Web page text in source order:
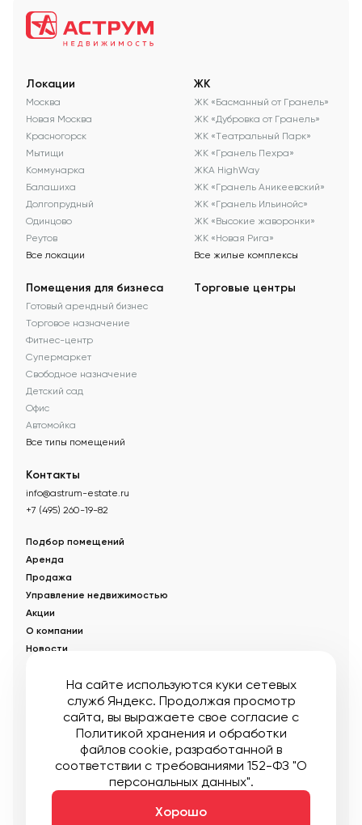
Локации
Москва
Новая Москва
Красногорск
Мытищи
Коммунарка
Балашиха
Долгопрудный
Одинцово
Реутов
Все локации
ЖК
ЖК «Басманный от Гранель»
ЖК «Дубровка от Гранель»
ЖК «Театральный Парк»
ЖК «Гранель Пехра»
ЖКА HighWay
ЖК «Гранель Аникеевский»
ЖК «Гранель Ильинойс»
ЖК «Высокие жаворонки»
ЖК «Новая Рига»
Все жилые комплексы
Помещения для бизнеса
Готовый арендный бизнес
Торговое назначение
Фитнес-центр
Супермаркет
Свободное назначение
Детский сад
Офис
Автомойка
Все типы помещений
Торговые центры
Контакты
info@astrum-estate.ru
+7 (495) 260-19-82
Подбор помещений
Аренда
Продажа
Управление недвижимостью
Акции
О компании
Новости
© Управляющая компания «Аструм Недвижимость». 2026
Опубликованная на сайте информация носит информационный
характер и не является публичной офертой
Мы в соцсетях:
Публичная оферта
Пользовательское соглашение
Карта сайта
На сайте используются куки сетевых
служб Яндекс. Продолжая просмотр
сайта, вы выражаете свое согласие с
Политикой хранения и обработки
файлов cookie, разработанной в
соответствии с требованиями 152-ФЗ "О
персональных данных".
Хорошо